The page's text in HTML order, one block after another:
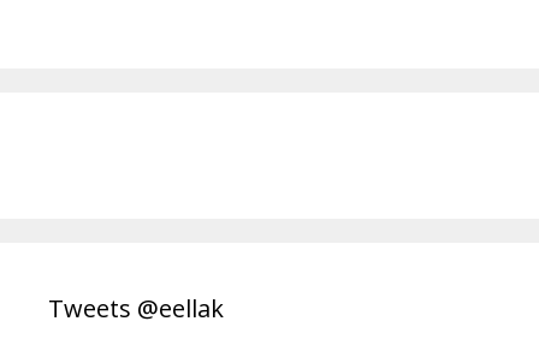
Tweets @eellak